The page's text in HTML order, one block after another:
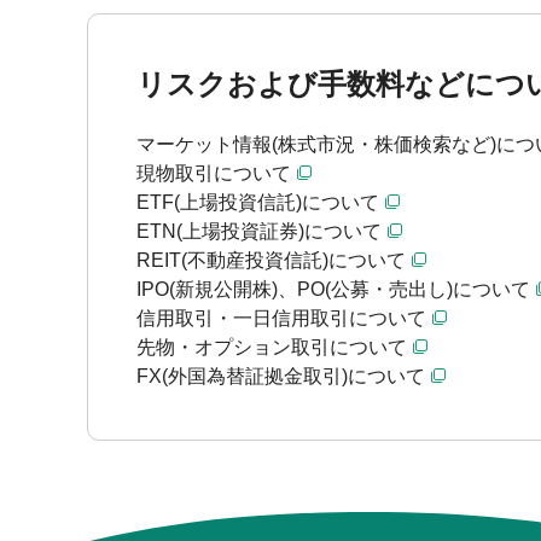
リスクおよび手数料などにつ
マーケット情報(株式市況・株価検索など)につ
現物取引について
ETF(上場投資信託)について
ETN(上場投資証券)について
REIT(不動産投資信託)について
IPO(新規公開株)、PO(公募・売出し)について
信用取引・一日信用取引について
先物・オプション取引について
FX(外国為替証拠金取引)について